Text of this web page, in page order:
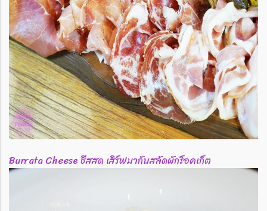
Burrata Cheese ชีสสด เสิร์ฟมากับสลัดผักร็อคเก็ต